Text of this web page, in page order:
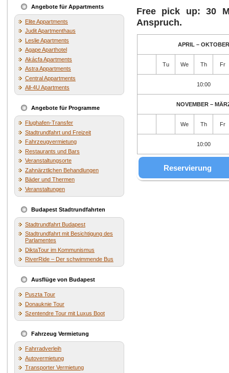
Angebote für Appartments
Elite Appartments
Judit Apartmenthaus
Leslie Apartments
Agape Aparthotel
Akácfa Apartments
Astra Appartments
Central Appartments
All-4U Apartments
Angebote für Programme
Flughafen-Transfer
Stadtrundfahrt und Freizeit
Fahrzeugvermietung
Restaurants und Bars
Veranstaltungsorte
Zahnärztlichen Behandlungen
Bäder und Thermen
Veranstaltungen
Budapest Stadtrundfahrten
Stadtrundfahrt Budapest
Stadtrundfahrt mit Besichtigung des
Parlamentes
DiktaTour im Kommunismus
RiverRide – Der schwimmende Bus
Ausflüge von Budapest
Puszta Tour
Donauknie Tour
Szentendre Tour mit Luxus Boot
Fahrzeug Vermietung
Fahrradverleih
Autovermietung
Transporter Vermietung
Free pick up: 30
Anspruch.
APRIL – OKTOBER
Tu We Th Fr
10:00
NOVEMBER –
We Th Fr
10:00
Reservierung